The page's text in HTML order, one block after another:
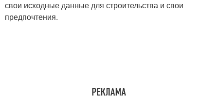
свои исходные данные для строительства и свои
предпочтения.